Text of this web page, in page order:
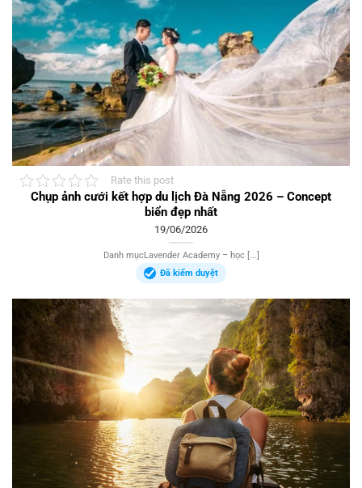
Rate this post
Chụp ảnh cưới kết hợp du lịch Đà Nẵng 2026 – Concept
biển đẹp nhất
19/06/2026
Danh mụcLavender Academy – học [...]
Đã kiểm duyệt